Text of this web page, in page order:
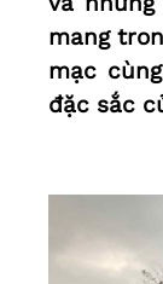
mang
mạc
đặc sắc